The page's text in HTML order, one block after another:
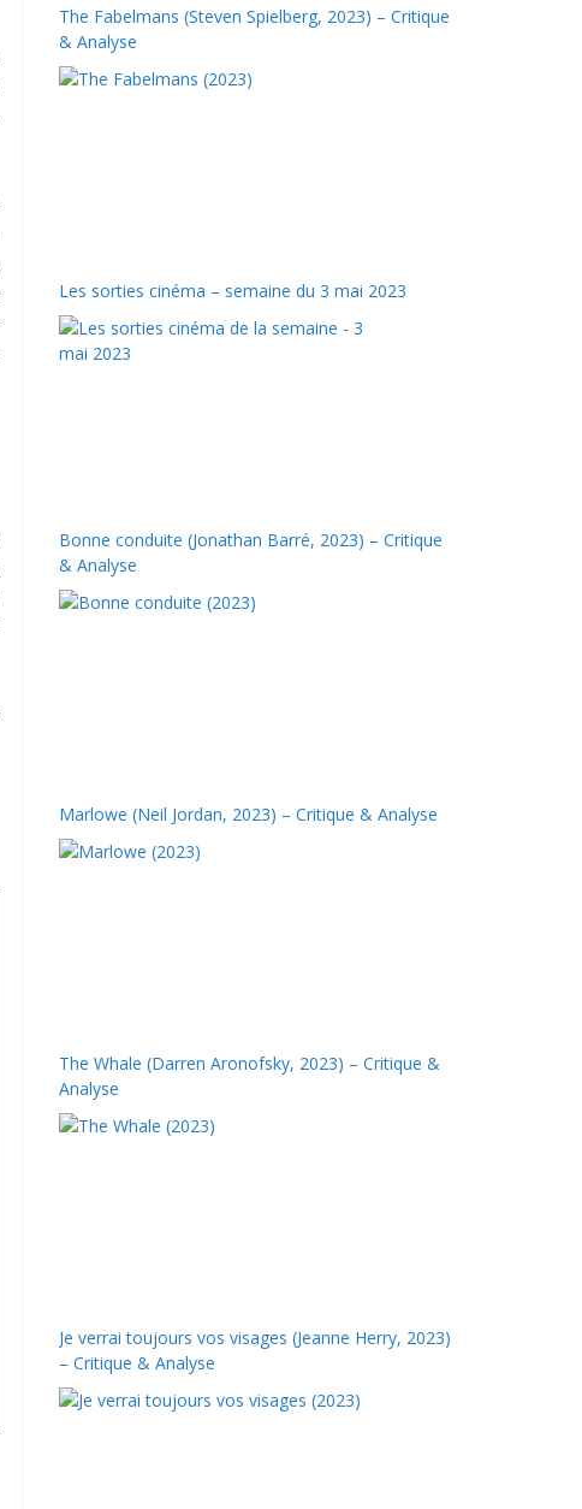
The Fabelmans (Steven Spielberg, 2023) – Critique
& Analyse
Les sorties cinéma – semaine du 3 mai 2023
Bonne conduite (Jonathan Barré, 2023) – Critique
& Analyse
Marlowe (Neil Jordan, 2023) – Critique & Analyse
The Whale (Darren Aronofsky, 2023) – Critique &
Analyse
Je verrai toujours vos visages (Jeanne Herry, 2023)
– Critique & Analyse